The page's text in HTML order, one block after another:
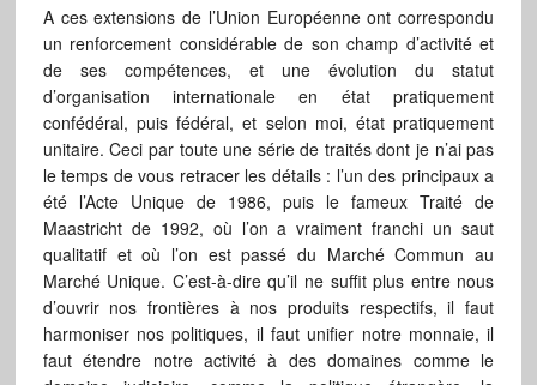
A ces extensions de l’Union Européenne ont correspondu
un renforcement considérable de son champ d’activité et
de ses compétences, et une évolution du statut
d’organisation internationale en état pratiquement
confédéral, puis fédéral, et selon moi, état pratiquement
unitaire. Ceci par toute une série de traités dont je n’ai pas
le temps de vous retracer les détails : l’un des principaux a
été l’Acte Unique de 1986, puis le fameux Traité de
Maastricht de 1992, où l’on a vraiment franchi un saut
qualitatif et où l’on est passé du Marché Commun au
Marché Unique. C’est-à-dire qu’il ne suffit plus entre nous
d’ouvrir nos frontières à nos produits respectifs, il faut
harmoniser nos politiques, il faut unifier notre monnaie, il
faut étendre notre activité à des domaines comme le